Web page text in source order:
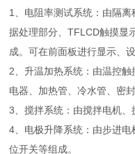
1、电阻率测试系统：由隔
据处理部分、TFLCD触摸显
成。可在前面板进行显示、设
2、升温加热系统：由温控
电器、加热管、冷水管、密
3、搅拌系统：由搅拌电机、
4、电极升降系统：由步进
位开关等组成。